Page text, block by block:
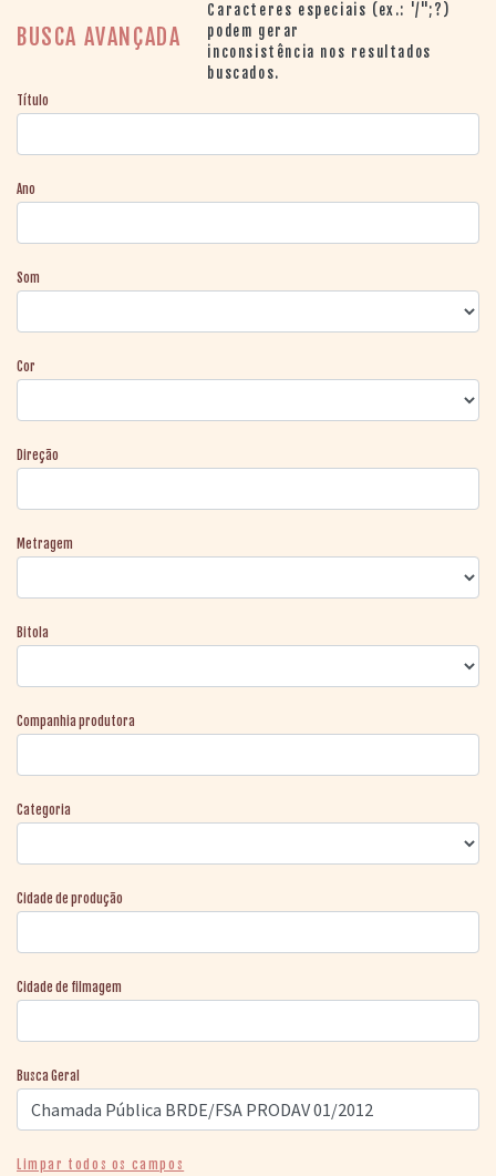
> ARQUIVO
> FILMOGRAFIAS DE
> DISCOGRAFIAS
LOCALIZAÇÃO
BUSCA AVANÇADA
Caracteres especiais (ex.: '/";?)
podem gerar
inconsistência nos resultados
buscados.
Título
Ano
Som
Cor
Direção
Metragem
Bitola
Companhia produtora
Categoria
Cidade de produção
Cidade de filmagem
Busca Geral
Limpar todos os campos